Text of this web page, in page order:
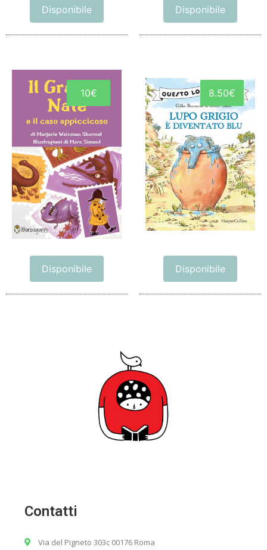
Disponibile Disponibile
Disponibile
10€
Disponibile
8.50€
Contatti
Via del Pigneto 303c 00176 Roma